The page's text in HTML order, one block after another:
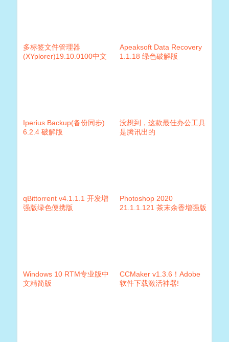
多标签文件管理器
(XYplorer)19.10.0100中文
Apeaksoft Data Recovery
1.1.18 绿色破解版
Iperius Backup(备份同步)
6.2.4 破解版
没想到，这款最佳办公工具
是腾讯出的
qBittorrent v4.1.1.1 开发增
强版绿色便携版
Photoshop 2020
21.1.1.121 茶末余香增强版
Windows 10 RTM专业版中
文精简版
CCMaker v1.3.6！Adobe
软件下载激活神器!